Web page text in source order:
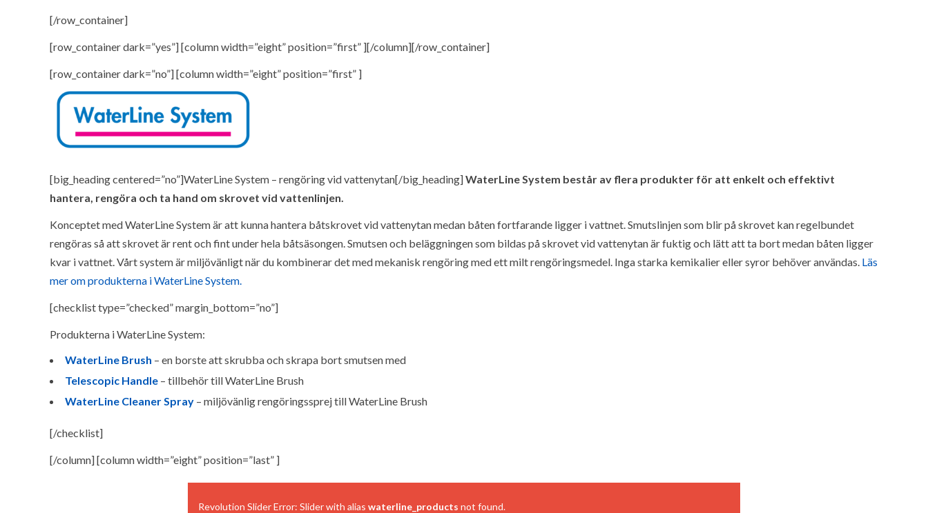
[/row_container]
[row_container dark=”yes”] [column width=”eight” position=”first” ][/column][/row_container]
[row_container dark=”no”] [column width=”eight” position=”first” ]
[big_heading centered=”no”]WaterLine System – rengöring vid vattenytan[/big_heading]WaterLine System består av flera produkter för att enkelt och effektivt
hantera, rengöra och ta hand om skrovet vid vattenlinjen.
Konceptet med WaterLine System är att kunna hantera båtskrovet vid vattenytan medan båten fortfarande ligger i vattnet. Smutslinjen som blir på skrovet kan regelbundet
rengöras så att skrovet är rent och fint under hela båtsäsongen. Smutsen och beläggningen som bildas på skrovet vid vattenytan är fuktig och lätt att ta bort medan båten ligger
kvar i vattnet. Vårt system är miljövänligt när du kombinerar det med mekanisk rengöring med ett milt rengöringsmedel. Inga starka kemikalier eller syror behöver användas. Läs
mer om produkterna i WaterLine System.
[checklist type=”checked” margin_bottom=”no”]
Produkterna i WaterLine System:
WaterLine Brush – en borste att skrubba och skrapa bort smutsen med
Telescopic Handle – tillbehör till WaterLine Brush
WaterLine Cleaner Spray – miljövänlig rengöringssprej till WaterLine Brush
[/checklist]
[/column] [column width=”eight” position=”last” ]
Revolution Slider Error: Slider with alias waterline_products not found.